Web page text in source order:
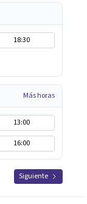
18:30
Más horas
13:00
16:00
Siguiente